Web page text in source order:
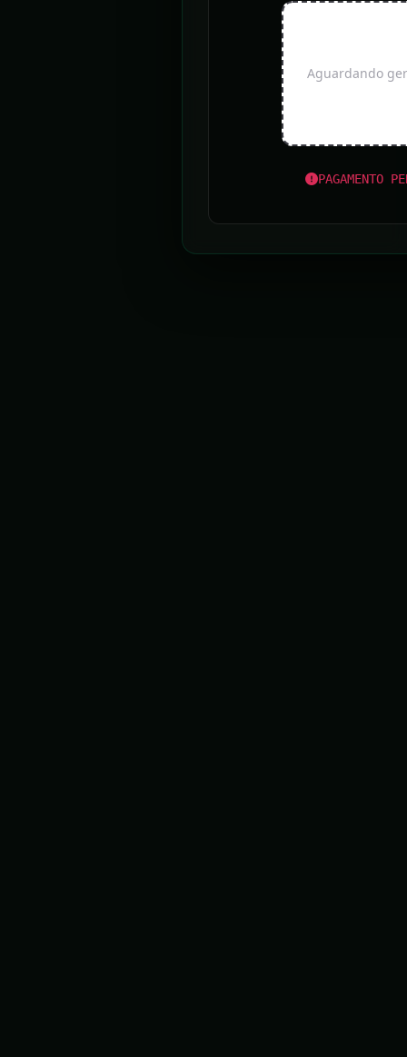
Aguardando
PAGAMENTO